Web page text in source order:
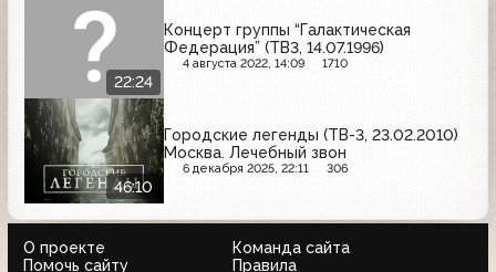
22:24
Концерт группы “Галактическая
Федерация” (ТВ3, 14.07.1996)
4 августа 2022, 14:09 1710
46:10
Городские легенды (ТВ-3, 23.02.2010)
Москва. Лечебный звон
6 декабря 2025, 22:11 306
О проекте
Команда сайта
Помочь сайту
Правила